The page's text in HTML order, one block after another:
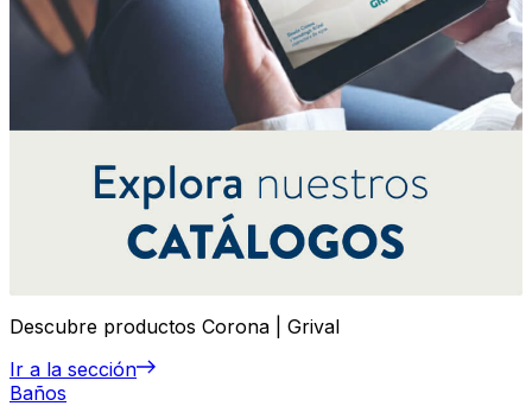
Descubre productos Corona | Grival
Ir a la sección
Baños